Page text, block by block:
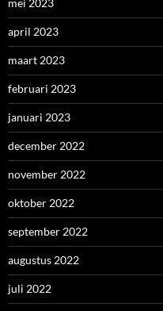
mei 2023
april 2023
maart 2023
februari 2023
januari 2023
december 2022
november 2022
oktober 2022
september 2022
augustus 2022
juli 2022